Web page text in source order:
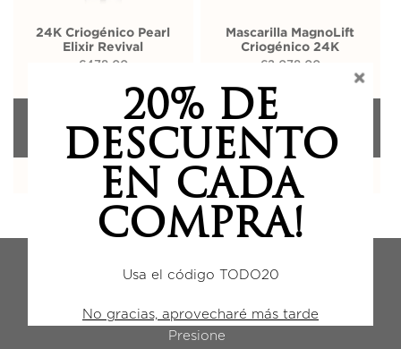
24K Criogénico Pearl
Elixir Revival
€ 478,00
AÑADIR A LA
BOLSA
Mascarilla MagnoLift
Criogénico 24K
€2.078,00
AÑADIR A LA
BOLSA
OROGOLD
El Secreto Del Oro
Presione
20% DE
DESCUENTO
EN CADA
COMPRA!
Usa el código TODO20
No gracias, aprovecharé más tarde